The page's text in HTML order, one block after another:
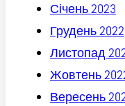
Січень 2023
Грудень 2022
Листопад
Жовтень
Вересень